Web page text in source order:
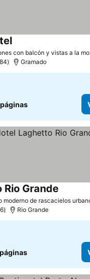
con balcón y vistas a la
Gramado
moderno de rascacielos
Grande
Rio Grande